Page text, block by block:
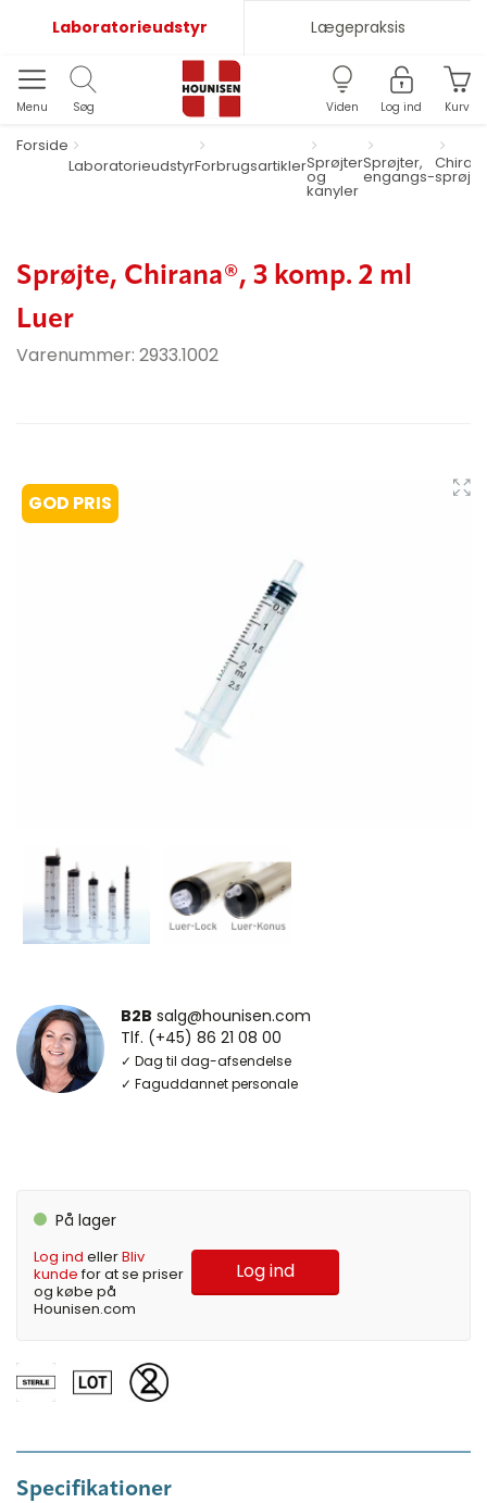
Laboratorieudstyr Lægepraksis
Menu Søg Viden Log ind Kurv
Forside
LaboratorieudstyrForbrugsartiklerSprøjter
og
kanyler
Sprøjter,
engangs-
Sprøjte, Chirana®, 3 komp. 2 ml
Luer
Varenummer: 2933.1002
GOD PRIS
B2B salg@hounisen.com
Tlf. (+45) 86 21 08 00
✓ Dag til dag-afsendelse
✓ Faguddannet personale
På lager
Log ind ellerBliv
kundefor at se priser
og købe på
Hounisen.com
Log ind
Specifikationer